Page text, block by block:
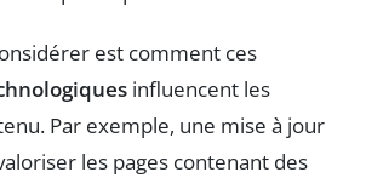
est comment ces
influencent les
Par exemple, une mise à jour
les pages contenant des